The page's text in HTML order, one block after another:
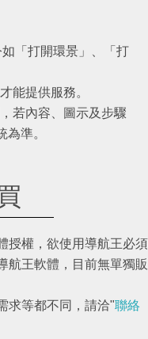
「打開環景」、「打
能提供服務。
若內容、圖示及步驟
準。
授權，欲使用導航王必須
航王軟體，目前無單獨販
求等都不同，請洽"聯絡